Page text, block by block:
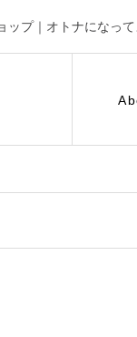
ップ｜オトナになって